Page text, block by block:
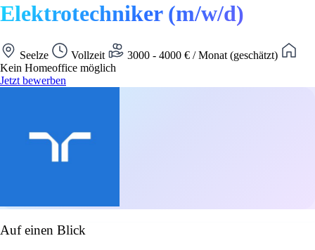
Elektrotechniker (m/w/d)
Seelze Vollzeit
3000 - 4000 € / Monat (geschätzt)
Kein Homeoffice möglich
Jetzt bewerben
Auf einen Blick